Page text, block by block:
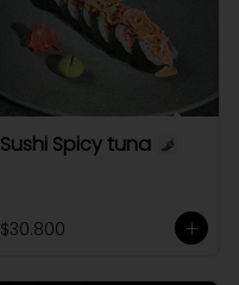
Sushi Spicy tuna
$30.800